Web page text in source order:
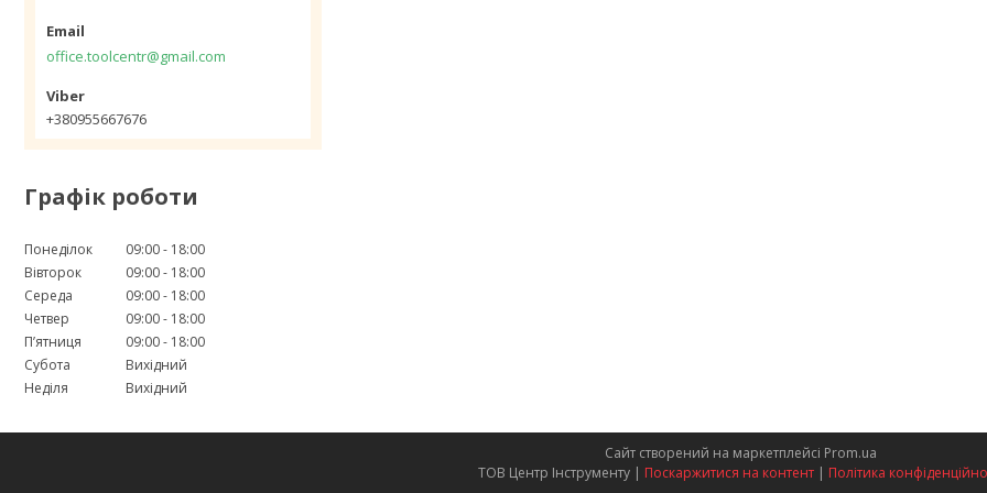
office.toolcentr@gmail.com
+380955667676
Графік роботи
Понеділок 09:00
18:00
Вівторок
09:00
18:00
Середа
09:00
18:00
Четвер
09:00
18:00
Пʼятниця
09:00
18:00
Субота
Вихідний
Неділя
Вихідний
Сайт створений на маркетплейсі Prom.ua
ТОВ Центр Інструменту | Поскаржитися на контент | Політика